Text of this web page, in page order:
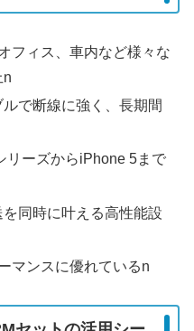
フィス、車内など様々な
n
で断線に強く、長期間
リーズからiPhone 5まで
同時に叶える高性能設
マンスに優れているn